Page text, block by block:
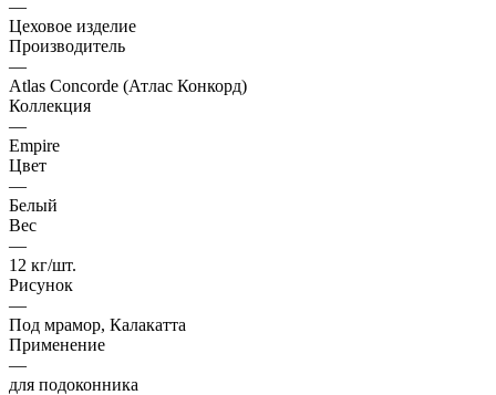
—
Цеховое изделие
Производитель
—
Atlas Concorde (Атлас Конкорд)
Коллекция
—
Empire
Цвет
—
Белый
Вес
—
12 кг/шт.
Рисунок
—
Под мрамор, Калакатта
Применение
—
для подоконника